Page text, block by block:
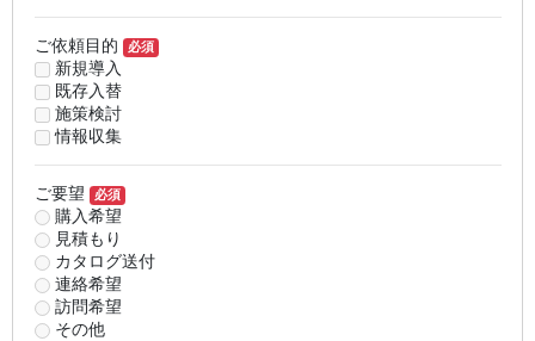
ご依頼目的 必須
新規導入
既存入替
施策検討
情報収集
ご要望 必須
購入希望
見積もり
カタログ送付
連絡希望
訪問希望
その他